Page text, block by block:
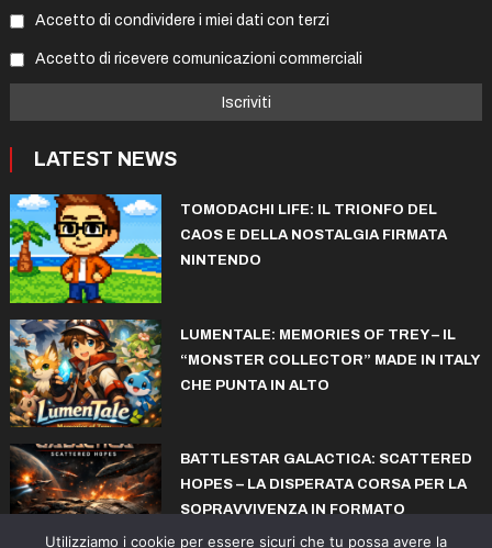
Accetto di condividere i miei dati con terzi
Accetto di ricevere comunicazioni commerciali
LATEST NEWS
TOMODACHI LIFE: IL TRIONFO DEL
CAOS E DELLA NOSTALGIA FIRMATA
NINTENDO
LUMENTALE: MEMORIES OF TREY – IL
“MONSTER COLLECTOR” MADE IN ITALY
CHE PUNTA IN ALTO
BATTLESTAR GALACTICA: SCATTERED
HOPES – LA DISPERATA CORSA PER LA
SOPRAVVIVENZA IN FORMATO
ROGUELITE
Utilizziamo i cookie per essere sicuri che tu possa avere la